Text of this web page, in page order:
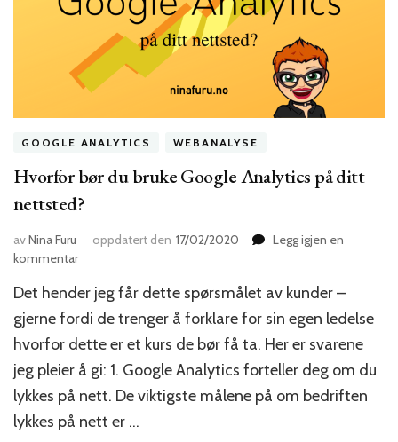
GOOGLE ANALYTICS WEBANALYSE
Hvorfor bør du bruke Google Analytics på ditt
nettsted?
avNina Furu oppdatert den 17/02/2020
Legg igjen en
kommentartil
bør
du
Google
Analytics
ditt
nettsted?
Det hender jeg får dette spørsmålet av kunder –
gjerne fordi de trenger å forklare for sin egen ledelse
hvorfor dette er et kurs de bør få ta. Her er svarene
jeg pleier å gi: 1. Google Analytics forteller deg om du
lykkes på nett. De viktigste målene på om bedriften
lykkes på nett er …